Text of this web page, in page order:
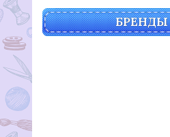
БРЕНДЫ